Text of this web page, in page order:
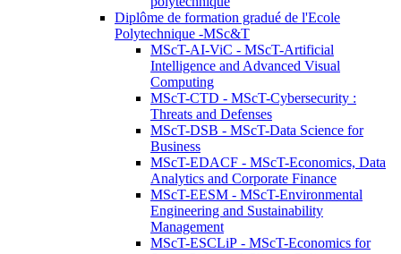
Diplôme de formation gradué de l'Ecole
Polytechnique -MSc&T
MScT-AI-ViC - MScT-Artificial
Intelligence and Advanced Visual
Computing
MScT-CTD - MScT-Cybersecurity :
Threats and Defenses
MScT-DSB - MScT-Data Science for
Business
MScT-EDACF - MScT-Economics, Data
Analytics and Corporate Finance
MScT-EESM - MScT-Environmental
Engineering and Sustainability
Management
MScT-ESCLiP - MScT-Economics for